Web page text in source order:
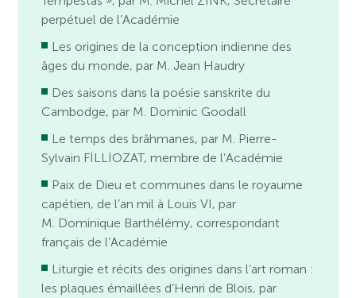
perpétuel de l’Académie
Les origines de la conception indienne des
âges du monde, par M. Jean Haudry
Des saisons dans la poésie sanskrite du
Cambodge, par M. Dominic Goodall
Le temps des brâhmanes, par M. Pierre-
Sylvain FİLLİOZAT, membre de l’Académie
Paix de Dieu et communes dans le royaume
capétien, de l’an mil à Louis VI, par
M. Dominique Barthélémy, correspondant
français de l’Académie
Liturgie et récits des origines dans l’art roman :
les plaques émaillées d’Henri de Blois, par